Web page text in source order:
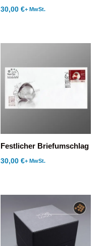
30,00 €+ MwSt.
Festlicher Briefumschlag
30,00 €+ MwSt.